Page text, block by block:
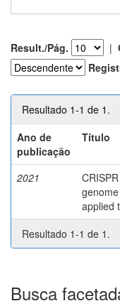
Result./Pág. |
Resultado 1-1 de 1.
Ano de
publicação
Título
2021
applied
Resultado 1-1 de 1.
Busca